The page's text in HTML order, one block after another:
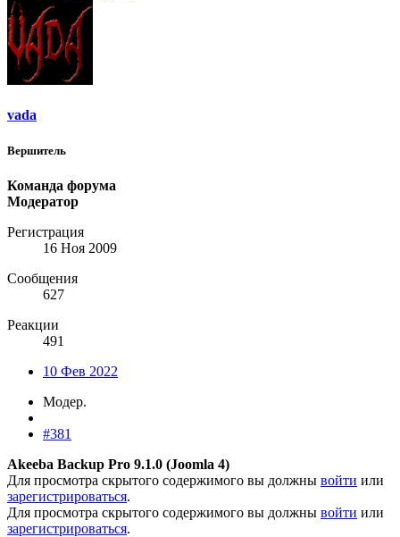
vada
Вершитель
Команда форума
Модератор
Регистрация
16 Ноя 2009
Сообщения
627
Реакции
491
10 Фев 2022
Модер.
#381
Akeeba Backup Pro 9.1.0 (Joomla 4)
Для просмотра скрытого содержимого вы должны войти или
зарегистрироваться.
Для просмотра скрытого содержимого вы должны войти или
зарегистрироваться.